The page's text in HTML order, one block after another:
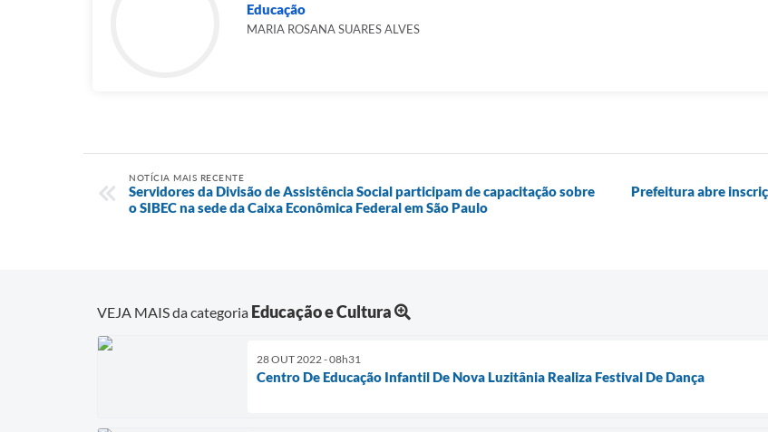
Educação
MARIA ROSANA SUARES ALVES
NOTÍCIA MAIS RECENTE
Servidores da Divisão de Assistência Social participam de capacitação sobre
o SIBEC na sede da Caixa Econômica Federal em São Paulo
Prefeitura abre
VEJA MAIS da categoria Educação e Cultura
28 OUT 2022 - 08h31
Centro De Educação Infantil De Nova Luzitânia Realiza Festival De Dança